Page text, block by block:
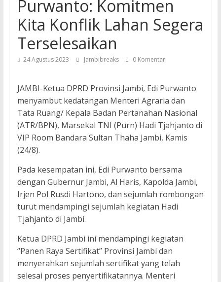
Purwanto: Komitmen
Kita Konflik Lahan Segera
Terselesaikan
24 Agustus 2023 Jambibreaks 0 Komentar
JAMBI-Ketua DPRD Provinsi Jambi, Edi Purwanto
menyambut kedatangan Menteri Agraria dan
Tata Ruang/ Kepala Badan Pertanahan Nasional
(ATR/BPN), Marsekal TNI (Purn) Hadi Tjahjanto di
VIP Room Bandara Sultan Thaha Jambi, Kamis
(24/8).
Pada kesempatan ini, Edi Purwanto bersama
dengan Gubernur Jambi, Al Haris, Kapolda Jambi,
Irjen Pol Rusdi Hartono, dan sejumlah rombongan
turut mendampingi sejumlah kegiatan Hadi
Tjahjanto di Jambi.
Ketua DPRD Jambi ini mendampingi kegiatan
“Panen Raya Sertifikat” Provinsi Jambi dan
menyerahkan sejumlah sertifikat yang telah
selesai proses penyertifikatannya. Menteri